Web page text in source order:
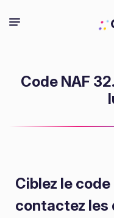
Code NAF
Ciblez le
contactez les